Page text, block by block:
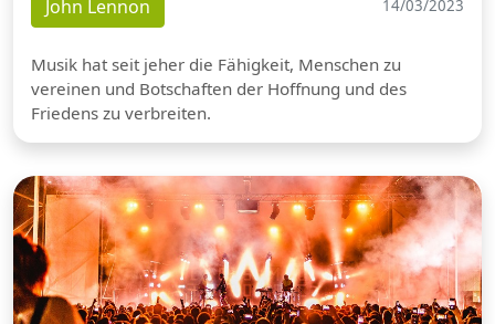
John Lennon 14/03/2023
Musik hat seit jeher die Fähigkeit, Menschen zu
vereinen und Botschaften der Hoffnung und des
Friedens zu verbreiten.